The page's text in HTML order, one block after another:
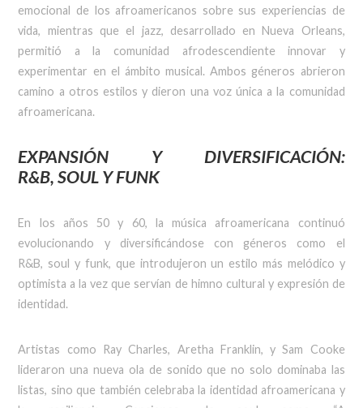
emocional de los afroamericanos sobre sus experiencias de
vida, mientras que el jazz, desarrollado en Nueva Orleans,
permitió a la comunidad afrodescendiente innovar y
experimentar en el ámbito musical. Ambos géneros abrieron
camino a otros estilos y dieron una voz única a la comunidad
afroamericana.
EXPANSIÓN Y DIVERSIFICACIÓN:
R&B,SOULY FUNK
En los años 50 y 60, la música afroamericana continuó
evolucionando y diversificándose con géneros como el
R&B, soul y funk, que introdujeron un estilo más melódico y
optimista a la vez que servían de himno cultural y expresión de
identidad.
Artistas como Ray Charles, Aretha Franklin, y Sam Cooke
lideraron una nueva ola de sonido que no solo dominaba las
listas, sino que también celebraba la identidad afroamericana y